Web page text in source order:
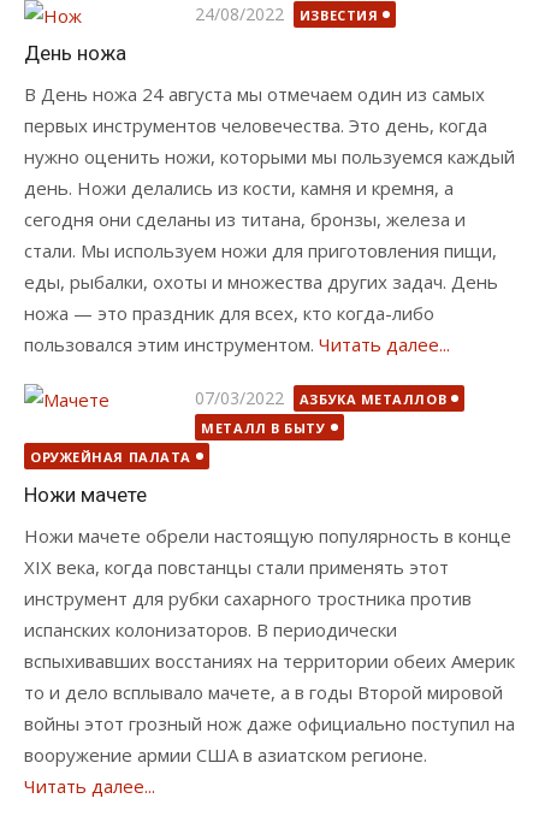
Опубликовано
24/08/2022 ИЗВЕСТИЯ
День ножа
В День ножа 24 августа мы отмечаем один из самых
первых инструментов человечества. Это день, когда
нужно оценить ножи, которыми мы пользуемся каждый
день. Ножи делались из кости, камня и кремня, а
сегодня они сделаны из титана, бронзы, железа и
стали. Мы используем ножи для приготовления пищи,
еды, рыбалки, охоты и множества других задач. День
ножа — это праздник для всех, кто когда-либо
пользовался этим инструментом. Читать далее...
Опубликовано
07/03/2022
АЗБУКА МЕТАЛЛОВ
МЕТАЛЛ В БЫТУ
ОРУЖЕЙНАЯ ПАЛАТА
Ножи мачете
Ножи мачете обрели настоящую популярность в конце
XIX века, когда повстанцы стали применять этот
инструмент для рубки сахарного тростника против
испанских колонизаторов. В периодически
вспыхивавших восстаниях на территории обеих Америк
то и дело всплывало мачете, а в годы Второй мировой
войны этот грозный нож даже официально поступил на
вооружение армии США в азиатском регионе.
Читать далее...